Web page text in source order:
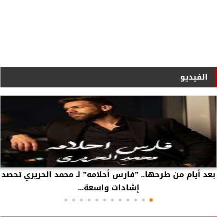
الفيديو
بعد أيام من طرحها.. ”فارس أحلامه” لـ محمد الحريري تحصد
إشادات واسعة...